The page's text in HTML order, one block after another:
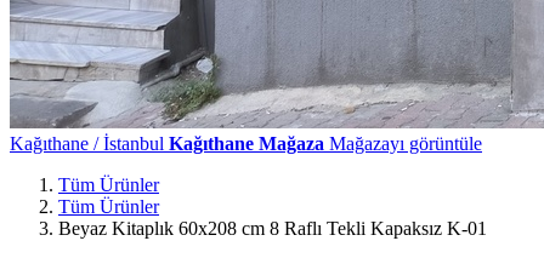
Kağıthane / İstanbul Kağıthane Mağaza Mağazayı görüntüle
Tüm Ürünler
Tüm Ürünler
Beyaz Kitaplık 60x208 cm 8 Raflı Tekli Kapaksız K-01